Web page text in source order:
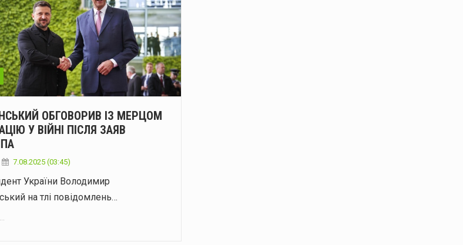
ОБГОВОРИВ ІЗ МЕРЦОМ
У ВІЙНІ ПІСЛЯ ЗАЯВ
7.08.2025 (03:45)
України Володимир
на тлі повідомлень…